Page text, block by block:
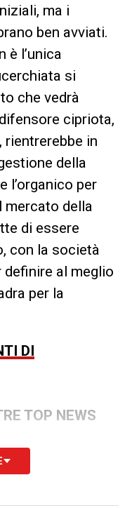
ma i
ben avviati.
è l’unica
si
che vedrà
cipriota,
in
della
l’organico per
mercato della
di essere
con la società
al meglio
per la
DI
TOP NEWS